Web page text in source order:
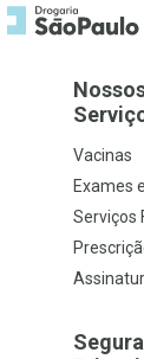
a Home
Vacinas
Exames
Serviços